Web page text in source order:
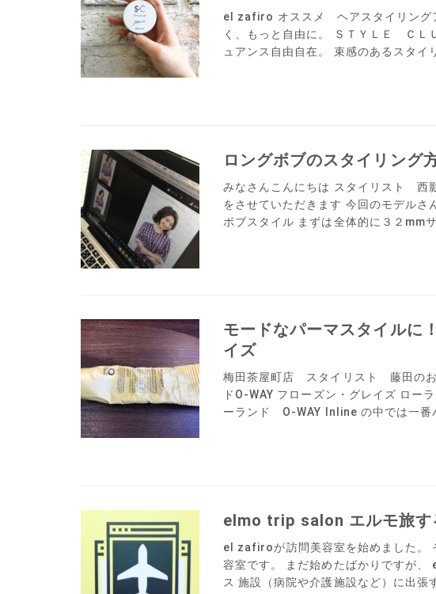
el zafiro オススメ ヘアスタイリング
く、もっと自由に。 ＳＴＹＬＥ ＣＬ
ュアンス自由自在。 束感のあるスタイ
ロングボブのスタイリング
みなさんこんにちは スタイリスト 西
をさせていただきます 今回のモデルさ
ボブスタイル まずは全体的に３２mm
モードなパーマスタイルに
イズ
梅田茶屋町店 スタイリスト 藤田のお
ドO-WAY フローズン・グレイズ ロー
ーランド O-WAY Inline の中では一番
elmo trip salon エルモ旅す
el zafiroが訪問美容室を始めました
容室です。 まだ始めたばかりですが
ス 施設（病院や介護施設など）に出張